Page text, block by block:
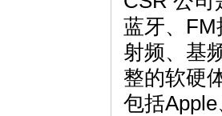
蓝牙、FM
射频、基
整的软硬
包括